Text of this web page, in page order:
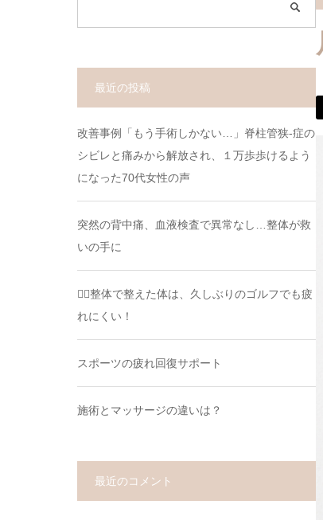
最近の投稿
改善事例「もう手術しかない…」脊柱管狭-症の
シビレと痛みから解放され、１万歩歩けるよう
になった70代女性の声
突然の背中痛、血液検査で異常なし…整体が救
いの手に
🏌️‍♂️整体で整えた体は、久しぶりのゴルフでも疲
れにくい！
スポーツの疲れ回復サポート
施術とマッサージの違いは？
最近のコメント